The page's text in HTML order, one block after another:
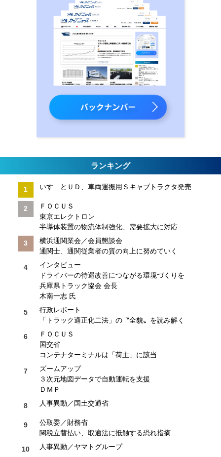
ランキング
いすゞとＵＤ、車両運搬用Ｓキャブトラクタ発売
ＦＯＣＵＳ
東京エレクトロン
半導体装置の物流体制強化、需要拡大に対応
横浜通関業会／会員懇談会
通関士、通関従業者の質の向上に努めていく
インタビュー
ドライバーの待遇改善につながる環境づくりを
兵庫県トラック協会 会長
木南一志 氏
行政レポート
「トラック適正化二法」の〝全貌〟を読み解く
ＦＯＣＵＳ
国交省
コンテナターミナルは「荷主」に該当
ズームアップ
３次元地図データで自動運転を支援
ＤＭＰ
人事異動／国土交通省
公取委／財務省
関税立替払い、取適法に抵触する恐れ指摘
人事異動／ヤマトグループ